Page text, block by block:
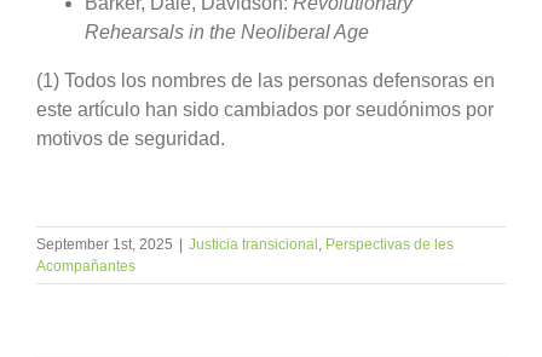
Rehearsals in the Neoliberal Age
(1) Todos los nombres de las personas defensoras en
este artículo han sido cambiados por seudónimos por
motivos de seguridad.
September 1st, 2025 Justicia transicional , Perspectivas de les
Acompañantes